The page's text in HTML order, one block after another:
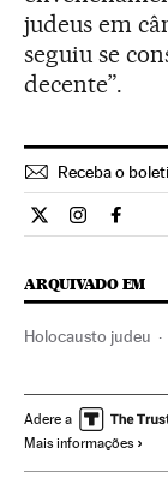
judeus em
seguiu se
decente”.
Receba o
Internacional
ARQUIVADO EM
Holocausto judeu
História Política
Adere a
Mais informações